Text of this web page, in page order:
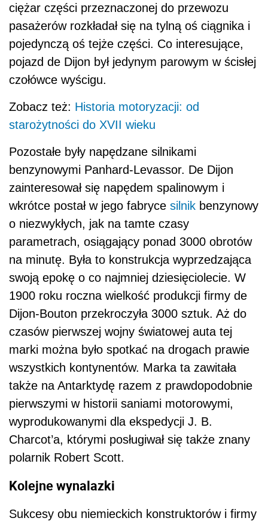
ciężar części przeznaczonej do przewozu
pasażerów rozkładał się na tylną oś ciągnika i
pojedynczą oś tejże części. Co interesujące,
pojazd de Dijon był jedynym parowym w ścisłej
czołówce wyścigu.
Zobacz też: Historia motoryzacji: od
starożytności do XVII wieku
Pozostałe były napędzane silnikami
benzynowymi Panhard-Levassor. De Dijon
zainteresował się napędem spalinowym i
wkrótce postał w jego fabryce silnik benzynowy
o niezwykłych, jak na tamte czasy
parametrach, osiągający ponad 3000 obrotów
na minutę. Była to konstrukcja wyprzedzająca
swoją epokę o co najmniej dziesięciolecie. W
1900 roku roczna wielkość produkcji firmy de
Dijon-Bouton przekroczyła 3000 sztuk. Aż do
czasów pierwszej wojny światowej auta tej
marki można było spotkać na drogach prawie
wszystkich kontynentów. Marka ta zawitała
także na Antarktydę razem z prawdopodobnie
pierwszymi w historii saniami motorowymi,
wyprodukowanymi dla ekspedycji J. B.
Charcot’a, którymi posługiwał się także znany
polarnik Robert Scott.
Kolejne wynalazki
Sukcesy obu niemieckich konstruktorów i firmy